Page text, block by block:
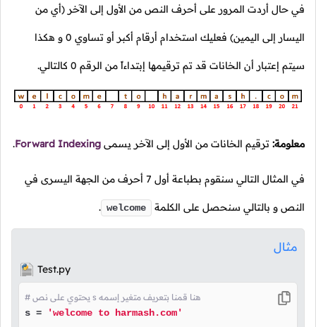
في حال أردت المرور على أحرف النص من الأول إلى الآخر (أي من
اليسار إلى اليمين) فعليك استخدام أرقام أكبر أو تساوي 0 و هكذا
سيتم إعتبار أن الخانات قد تم ترقيمها إبتداءاً من الرقم 0 كالتالي.
معلومة: ترقيم الخانات من الأول إلى الآخر يسمى Forward Indexing
.
في المثال التالي سنقوم بطباعة أول 7 أحرف من الجهة اليسرى في
النص و بالتالي سنحصل على الكلمة welcome
.
مثال
Test.py
# يحتوي على نص s هنا قمنا بتعريف متغير إسمه
s = 'welcome to harmash.com'